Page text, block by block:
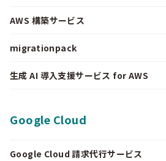
AWS 構築サービス
migrationpack
生成 AI 導入支援サービス for AWS
Google Cloud
Google Cloud 請求代行サービス